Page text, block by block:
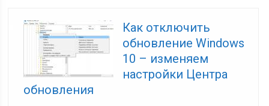
Как отключить
обновление Windows
10 – изменяем
настройки Центра
обновления